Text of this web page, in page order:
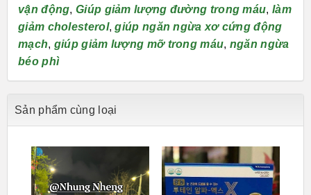
vận động,Giúp giảm lượng đường trong máu, làm
giảm cholesterol,giúp ngăn ngừa xơ cứng động
mạch, giúp giảm lượng mỡ trong máu, ngăn ngừa
béo phì
Sản phẩm cùng loại